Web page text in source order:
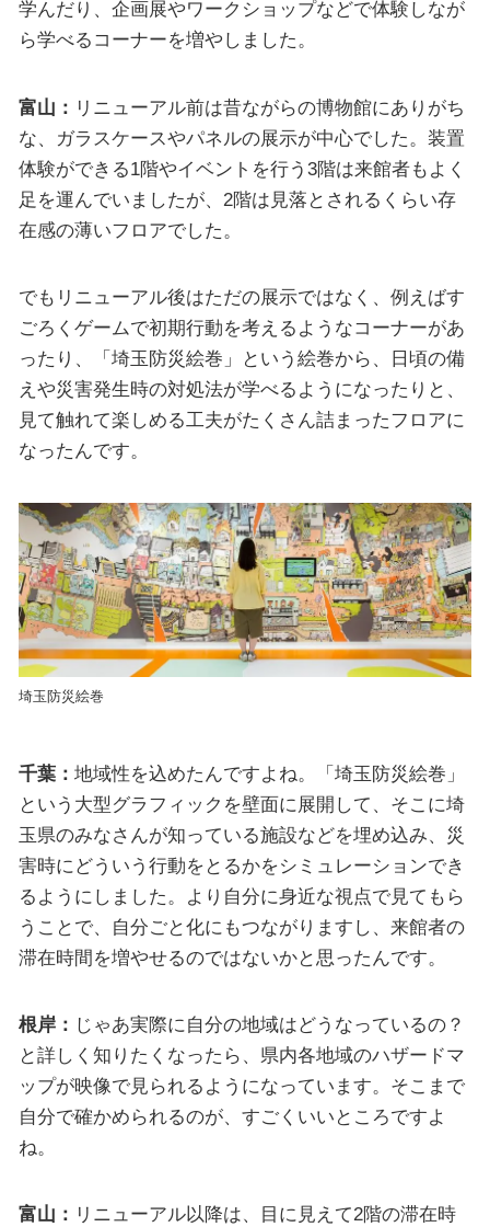
学んだり、企画展やワークショップなどで体験しなが
ら学べるコーナーを増やしました。
富山： リニューアル前は昔ながらの博物館にありがち
な、ガラスケースやパネルの展示が中心でした。装置
体験ができる1階やイベントを行う3階は来館者もよく
足を運んでいましたが、2階は見落とされるくらい存
在感の薄いフロアでした。
でもリニューアル後はただの展示ではなく、例えばす
ごろくゲームで初期行動を考えるようなコーナーがあ
ったり、「埼玉防災絵巻」という絵巻から、日頃の備
えや災害発生時の対処法が学べるようになったりと、
見て触れて楽しめる工夫がたくさん詰まったフロアに
なったんです。
埼玉防災絵巻
千葉： 地域性を込めたんですよね。「埼玉防災絵巻」
という大型グラフィックを壁面に展開して、そこに埼
玉県のみなさんが知っている施設などを埋め込み、災
害時にどういう行動をとるかをシミュレーションでき
るようにしました。より自分に身近な視点で見てもら
うことで、自分ごと化にもつながりますし、来館者の
滞在時間を増やせるのではないかと思ったんです。
根岸： じゃあ実際に自分の地域はどうなっているの？
と詳しく知りたくなったら、県内各地域のハザードマ
ップが映像で見られるようになっています。そこまで
自分で確かめられるのが、すごくいいところですよ
ね。
富山： リニューアル以降は、目に見えて2階の滞在時